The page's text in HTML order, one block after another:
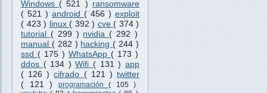
Windows ( 521 ) ransomware
( 521 ) android ( 456 ) exploit
( 423 ) linux ( 392 ) cve ( 374 )
tutorial ( 299 ) nvidia ( 292 )
manual ( 282 ) hacking ( 244 )
ssd ( 175 ) WhatsApp ( 173 )
ddos ( 134 )Wifi ( 131 ) app
( 126 )cifrado ( 121 )twitter
( 121 ) programación( 105 )